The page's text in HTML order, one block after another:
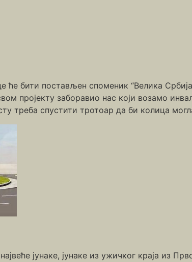
ће бити постављен споменик “Велика
пројекту заборавио нас који возамо
треба спустити тротоар да би колица
јунаке, јунаке из ужичког краја из